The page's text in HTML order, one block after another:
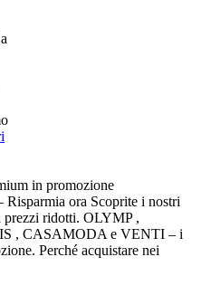
in promozione
ora Scoprite i nostri
prezzi ridotti. OLYMP ,
, CASAMODA e VENTI – i
Perché acquistare nei